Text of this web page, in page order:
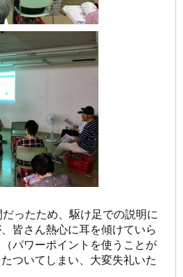
ったため、駆け足での説明に
皆さん熱心に耳を傾けていら
パワーポイントを使うことが
ついてしまい、大変失礼いた